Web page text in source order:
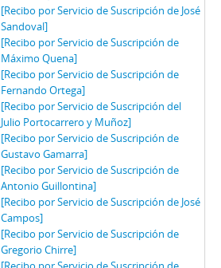
[Recibo por Servicio de Suscripción de José
Sandoval]
[Recibo por Servicio de Suscripción de
Máximo Quena]
[Recibo por Servicio de Suscripción de
Fernando Ortega]
[Recibo por Servicio de Suscripción del
Julio Portocarrero y Muñoz]
[Recibo por Servicio de Suscripción de
Gustavo Gamarra]
[Recibo por Servicio de Suscripción de
Antonio Guillontina]
[Recibo por Servicio de Suscripción de José
Campos]
[Recibo por Servicio de Suscripción de
Gregorio Chirre]